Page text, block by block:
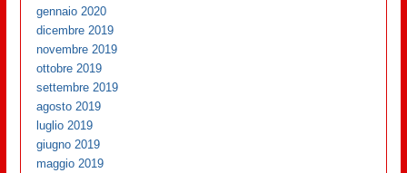
gennaio 2020
dicembre 2019
novembre 2019
ottobre 2019
settembre 2019
agosto 2019
luglio 2019
giugno 2019
maggio 2019